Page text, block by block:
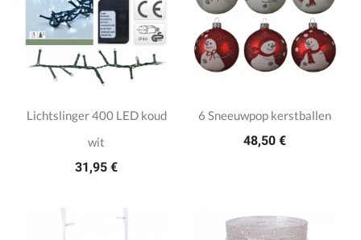
Lichtslinger 400 LED koud
wit
31,95 €
6 Sneeuwpop kerstballen
48,50 €